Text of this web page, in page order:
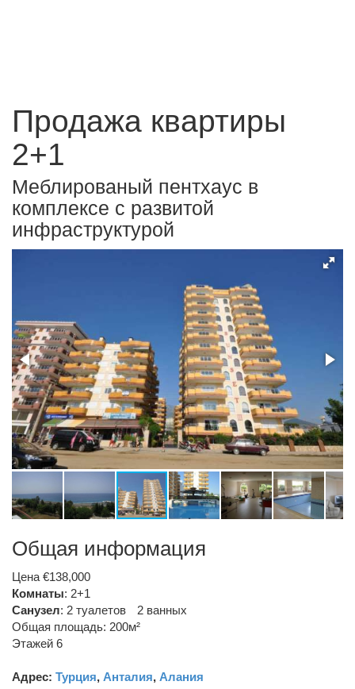
Продажа квартиры
2+1
Меблированый пентхаус в
комплексе с развитой
инфраструктурой
Общая информация
Цена €138,000
Комнаты: 2+1
Санузел: 2 туалетов
2 ванных
Общая площадь: 200м²
Этажей 6
Адрес: Турция, Анталия, Алания